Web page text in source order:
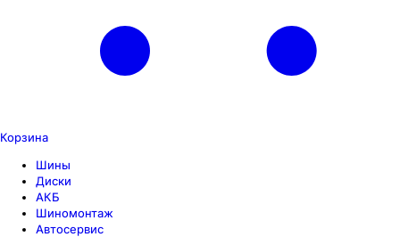
Корзина
Шины
Диски
АКБ
Шиномонтаж
Автосервис